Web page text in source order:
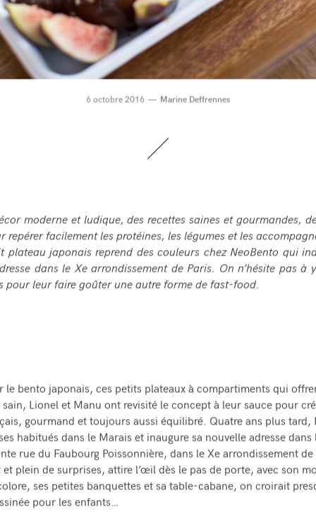
6 octobre 2016 Marine Deffrennes
cor moderne et ludique, des recettes saines et gourmandes,
repérer facilement les protéines, les légumes et les
plateau japonais reprend des couleurs chez NeoBento qui
dans le Xe arrondissement de Paris. On n’hésite pas à
pour leur faire goûter une autre forme de fast-food.
le bento japonais, ces petits plateaux à compartiments qui
Lionel et Manu ont revisité le concept à leur sauce pour
gourmand et toujours aussi équilibré. Quatre ans plus tard,
habitués dans le Marais et inaugure sa nouvelle adresse dans
rue du Faubourg Poissonnière, dans le Xe arrondissement de
plein de surprises, attire l’œil dès le pas de porte, avec son
ses petites banquettes et sa table-cabane, on croirait
pour les enfants…